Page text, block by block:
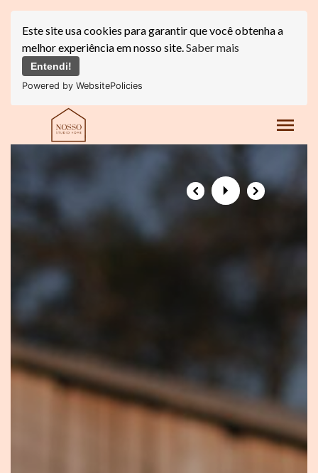
Este site usa cookies para garantir que você obtenha a
melhor experiência em nosso site.Saber mais
Entendi!
Powered by WebsitePolicies
menu